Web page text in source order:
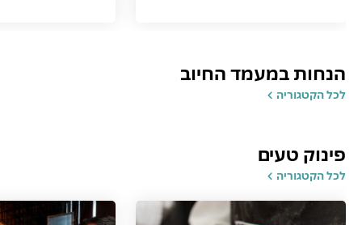
הנחות במעמד החיוב
לכל הקטגוריה
פינוק טעים
לכל הקטגוריה